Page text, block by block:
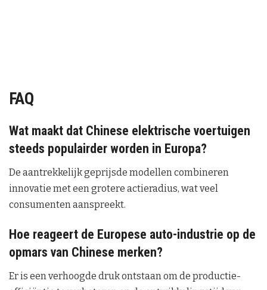
FAQ
Wat maakt dat Chinese elektrische voertuigen
steeds populairder worden in Europa?
De aantrekkelijk geprijsde modellen combineren
innovatie met een grotere actieradius, wat veel
consumenten aanspreekt.
Hoe reageert de Europese auto-industrie op de
opmars van Chinese merken?
Er is een verhoogde druk ontstaan om de productie-